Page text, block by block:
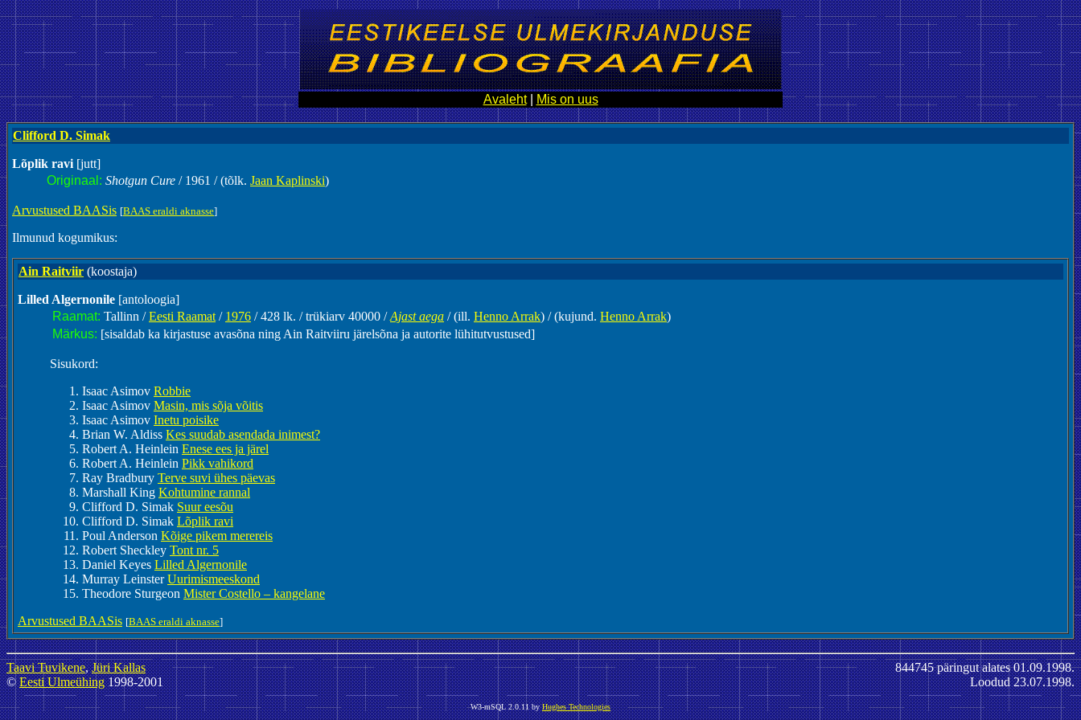
Avaleht| Mis on uus
Clifford D. Simak
Lõplik ravi [jutt]
Originaal: Shotgun Cure / 1961 / (tõlk. Jaan Kaplinski)
Arvustused BAASis [BAAS eraldi aknasse]
Ilmunud kogumikus:
Ain Raitviir (koostaja)
Lilled Algernonile [antoloogia]
Raamat: Tallinn /Eesti Raamat / 1976 / 428 lk. / trükiarv 40000 /Ajast aega / (ill. Henno Arrak) / (kujund. Henno Arrak)
Märkus: [sisaldab ka kirjastuse avasõna ning Ain Raitviiru järelsõna ja autorite lühitutvustused]
Sisukord:
Isaac Asimov Robbie
Isaac Asimov Masin, mis sõja võitis
Isaac Asimov Inetu poisike
Brian W. Aldiss Kes suudab asendada inimest?
Robert A. Heinlein Enese ees ja järel
Robert A. Heinlein Pikk vahikord
Ray Bradbury Terve suvi ühes päevas
Marshall King Kohtumine rannal
Clifford D. Simak Suur eesõu
Clifford D. Simak Lõplik ravi
Poul Anderson Kõige pikem merereis
Robert Sheckley Tont nr. 5
Daniel Keyes Lilled Algernonile
Murray LeinsterUurimismeeskond
Theodore Sturgeon Mister Costello – kangelane
Arvustused BAASis [BAAS eraldi aknasse]
Taavi Tuvikene,Jüri Kallas
©Eesti Ulmeühing1998-2001
844745 päringut alates 01.09.1998.
Loodud 23.07.1998.
W3-mSQL 2.0.11 byHughes Technologies